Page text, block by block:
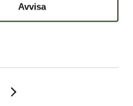
Avvisa